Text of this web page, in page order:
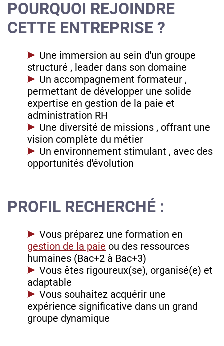
POURQUOI REJOINDRE
CETTE ENTREPRISE ?
Une immersion au sein d'un groupe
structuré , leader dans son domaine
Un accompagnement formateur ,
permettant de développer une solide
expertise en gestion de la paie et
administration RH
Une diversité de missions , offrant une
vision complète du métier
Un environnement stimulant , avec des
opportunités d'évolution
PROFIL RECHERCHÉ :
Vous préparez une formation en
gestion de la paie ou des ressources
humaines (Bac+2 à Bac+3)
Vous êtes rigoureux(se), organisé(e) et
adaptable
Vous souhaitez acquérir une
expérience significative dans un grand
groupe dynamique